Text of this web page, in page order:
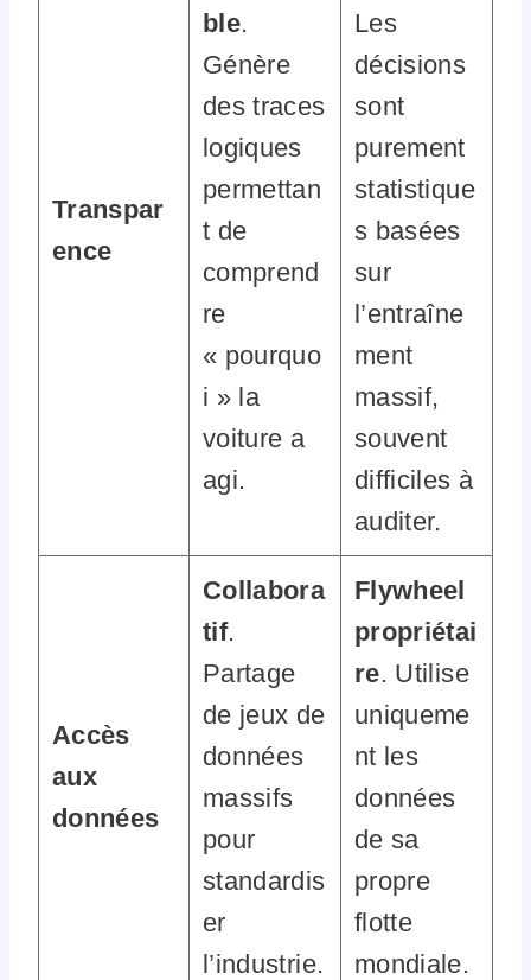
Transpar
ence
ble.
Génère
des traces
logiques
permettan
t de
comprend
re
« pourquo
i » la
voiture a
agi.
Les
décisions
sont
purement
statistique
s basées
sur
l’entraîne
ment
massif,
souvent
difficiles à
auditer.
Accès
aux
données
Collabora
tif.
Partage
de jeux de
données
massifs
pour
standardis
er
l’industrie.
Flywheel
propriétai
re. Utilise
uniqueme
nt les
données
de sa
propre
flotte
mondiale.